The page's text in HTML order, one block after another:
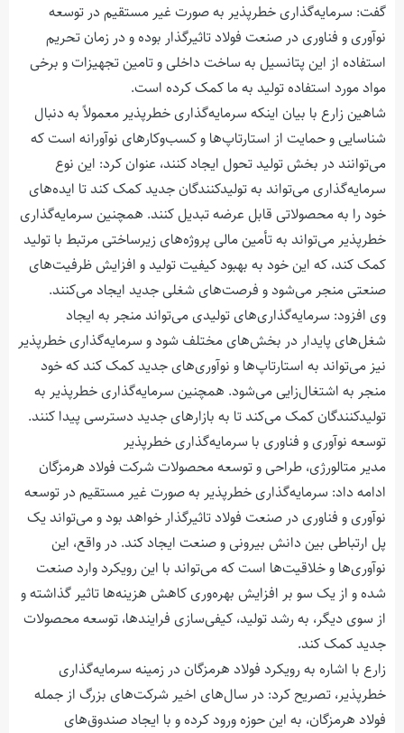
گفت: سرمایه‌گذاری خطرپذیر به صورت غیر مستقیم در توسعه
نوآوری و فناوری در صنعت فولاد تاثیرگذار بوده و در زمان تحریم
استفاده از این پتانسیل به ساخت داخلی و تامین تجهیزات و برخی
مواد مورد استفاده تولید به ما کمک کرده است.
شاهین زارع با بیان اینکه سرمایه‌گذاری خطرپذیر معمولاً به دنبال
شناسایی و حمایت از استارتاپ‌ها و کسب‌وکارهای نوآورانه است که
می‌توانند در بخش تولید تحول ایجاد کنند، عنوان کرد: این نوع
سرمایه‌گذاری می‌تواند به تولیدکنندگان جدید کمک کند تا ایده‌های
خود را به محصولاتی قابل عرضه تبدیل کنند. همچنین سرمایه‌گذاری
خطرپذیر می‌تواند به تأمین مالی پروژه‌های زیرساختی مرتبط با تولید
کمک کند، که این خود به بهبود کیفیت تولید و افزایش ظرفیت‌های
صنعتی منجر می‌شود و فرصت‌های شغلی جدید ایجاد می‌کنند.
وی افزود: سرمایه‌گذاری‌های تولیدی می‌تواند منجر به ایجاد
شغل‌های پایدار در بخش‌های مختلف شود و سرمایه‌گذاری خطرپذیر
نیز می‌تواند به استارتاپ‌ها و نوآوری‌های جدید کمک کند که خود
منجر به اشتغال‌زایی می‌شود. همچنین سرمایه‌گذاری خطرپذیر به
تولیدکنندگان کمک می‌کند تا به بازارهای جدید دسترسی پیدا کنند.
توسعه نوآوری و فناوری با سرمایه‌گذاری خطرپذیر
مدیر متالورژی، طراحی و توسعه محصولات شرکت فولاد هرمزگان
ادامه داد: سرمایه‌گذاری خطرپذیر به صورت غیر مستقیم در توسعه
نوآوری و فناوری در صنعت فولاد تاثیرگذار خواهد بود و می‌تواند یک
پل ارتباطی بین دانش بیرونی و صنعت ایجاد کند. در واقع، این
نوآوری‌ها و خلاقیت‌ها است که می‌تواند با این رویکرد وارد صنعت
شده و از یک سو بر افزایش بهره‌وری کاهش هزینه‌ها تاثیر گذاشته و
از سوی دیگر، به رشد تولید، کیفی‌سازی فرایندها، توسعه محصولات
جدید کمک کند.
زارع با اشاره به رویکرد فولاد هرمزگان در زمینه سرمایه‌گذاری
خطرپذیر، تصریح کرد: در سال‌های اخیر شرکت‌های بزرگ از جمله
فولاد هرمزگان، به این حوزه ورود کرده و با ایجاد صندوق‌های